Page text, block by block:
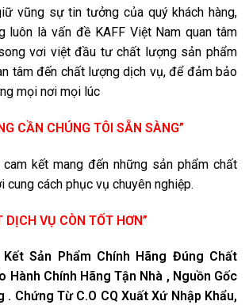
vũng sự tin tưởng của quý khách hàng,
luôn là vấn đề KAFF Việt Nam quan tâm
vơi việt đầu tư chất lượng sản phẩm
tâm đến chất lượng dịch vụ, để đảm bảo
mọi nơi mọi lúc
CẦN CHÚNG TÔI SẴN SÀNG”
cam kết mang đến những sản phẩm chất
cung cách phục vụ chuyên nghiệp.
DỊCH VỤ CÒN TỐT HƠN”
Sản Phẩm Chính Hãng Đúng Chất
Hành Chính Hãng Tận Nhà , Nguồn Gốc
. Chứng Từ C.O CQ Xuất Xứ Nhập Khẩu,